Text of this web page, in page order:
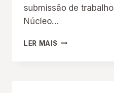
submissão de
Núcleo…
LER MAIS II ENCONTRO